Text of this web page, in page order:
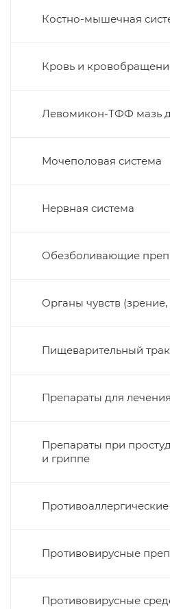
Костно-мышечная
Кровь и
Левомикон-ТФФ мазь
Мочеполовая система
Нервная система
Обезболивающие
Органы чувств (зрение,
Пищеварительный
Препараты для
Препараты при
и гриппе
Противовирусные
Противовирусные